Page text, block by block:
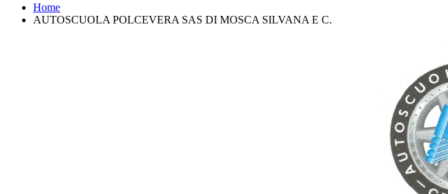
Home
AUTOSCUOLA POLCEVERA SAS DI MOSCA SILVANA E C.